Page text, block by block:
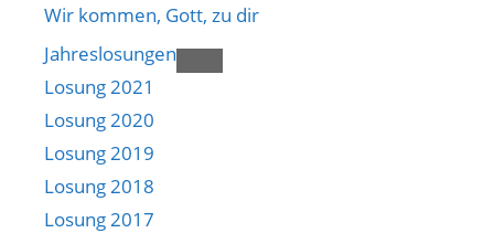
Wir kommen, Gott, zu dir
Jahreslosungen
Losung 2021
Losung 2020
Losung 2019
Losung 2018
Losung 2017